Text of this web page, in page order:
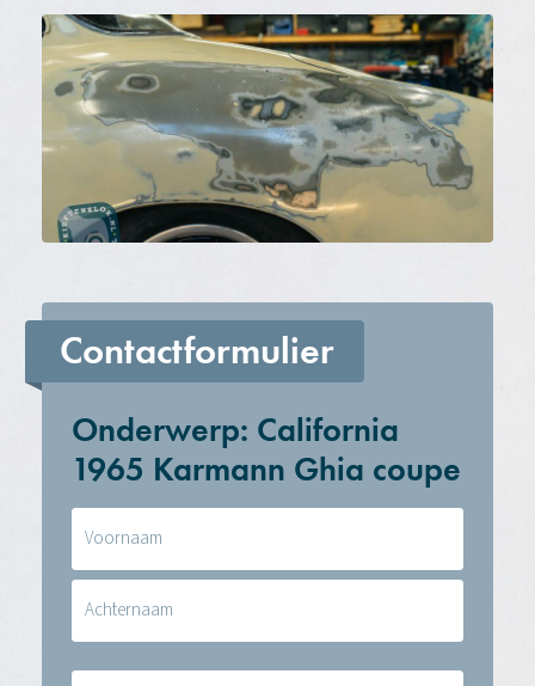
Contactformulier
Onderwerp: California
1965 Karmann Ghia coupe
(Vereist)
E-